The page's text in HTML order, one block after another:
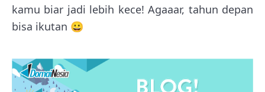
kamu biar jadi lebih kece! Agaaar, tahun depan
bisa ikutan 😀